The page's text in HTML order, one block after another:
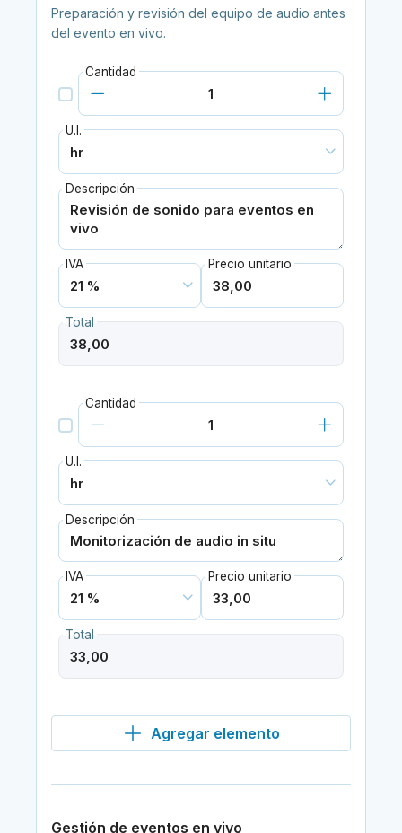
Preparación y revisión del equipo de audio antes
del evento en vivo.
Cantidad
U.I.
Descripción
IVA Precio unitario
Total
Cantidad
U.I.
Descripción
IVA Precio unitario
Total
Agregar elemento
Gestión de eventos en vivo